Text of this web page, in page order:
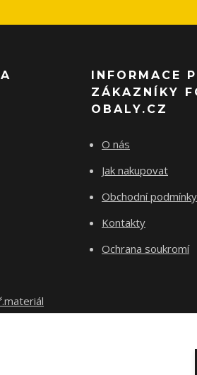
INFORMACE
ZÁKAZNÍKY
OBALY.CZ
O nás
Jak nakupovat
Obchodní podmínky
Kontakty
Ochrana soukromí